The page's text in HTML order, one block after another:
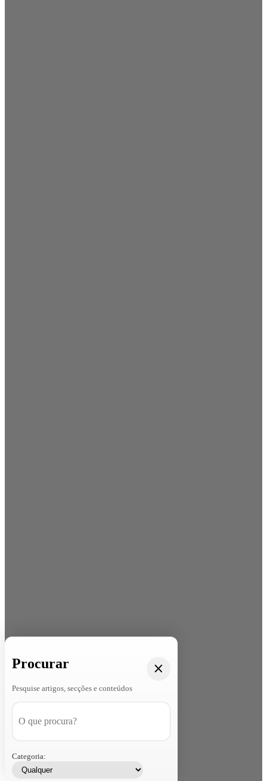
Procurar
Pesquise artigos, secções e conteúdos
Categoria: